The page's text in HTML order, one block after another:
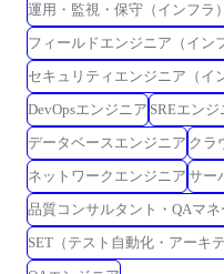
運用・監視・保守（インフラ）
フィールドエンジニア（イン
セキュリティエンジニア（イ
DevOpsエンジニア SREエンジ
データベースエンジニア クラ
ネットワークエンジニア サー
品質コンサルタント・QAマネ
SET（テスト自動化・アーキテ